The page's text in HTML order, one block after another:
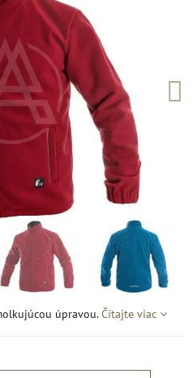
úpravou.Čítajte viac